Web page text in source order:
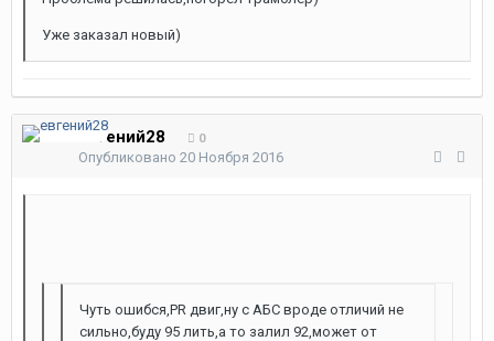
Уже заказал новый)
евгений28 0
Опубликовано 20 Ноября 2016
Чуть ошибся,PR двиг,ну с АБС вроде отличий не
сильно,буду 95 лить,а то залил 92,может от